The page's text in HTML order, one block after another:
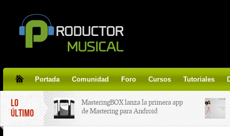
Portada Comunidad Foro Cursos Tutoriales
LO
ÚLTIMO
MasteringBOX lanza la primera app
de Mastering para Android